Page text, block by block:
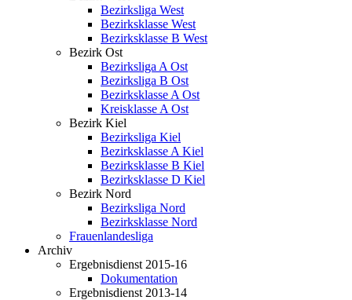
Bezirksliga West
Bezirksklasse West
Bezirksklasse B West
Bezirk Ost
Bezirksliga A Ost
Bezirksliga B Ost
Bezirksklasse A Ost
Kreisklasse A Ost
Bezirk Kiel
Bezirksliga Kiel
Bezirksklasse A Kiel
Bezirksklasse B Kiel
Bezirksklasse D Kiel
Bezirk Nord
Bezirksliga Nord
Bezirksklasse Nord
Frauenlandesliga
Archiv
Ergebnisdienst 2015-16
Dokumentation
Ergebnisdienst 2013-14